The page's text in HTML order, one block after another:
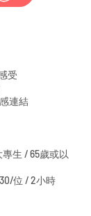
受
連結
生 / 65歲或以
位 / 2小時